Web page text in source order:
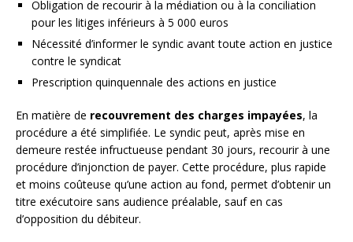
Obligation de recourir à la médiation ou à la conciliation
pour les litiges inférieurs à 5 000 euros
Nécessité d’informer le syndic avant toute action en justice
contre le syndicat
Prescription quinquennale des actions en justice
En matière de recouvrement des charges impayées, la
procédure a été simplifiée. Le syndic peut, après mise en
demeure restée infructueuse pendant 30 jours, recourir à une
procédure d’injonction de payer. Cette procédure, plus rapide
et moins coûteuse qu’une action au fond, permet d’obtenir un
titre exécutoire sans audience préalable, sauf en cas
d’opposition du débiteur.